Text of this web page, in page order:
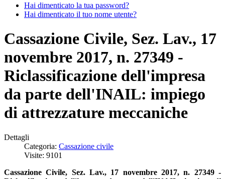
Hai dimenticato la tua password?
Hai dimenticato il tuo nome utente?
Cassazione Civile, Sez. Lav., 17
novembre 2017, n. 27349 -
Riclassificazione dell'impresa
da parte dell'INAIL: impiego
di attrezzature meccaniche
Dettagli
Categoria: Cassazione civile
Visite: 9101
Cassazione Civile, Sez. Lav., 17 novembre 2017, n. 27349 -